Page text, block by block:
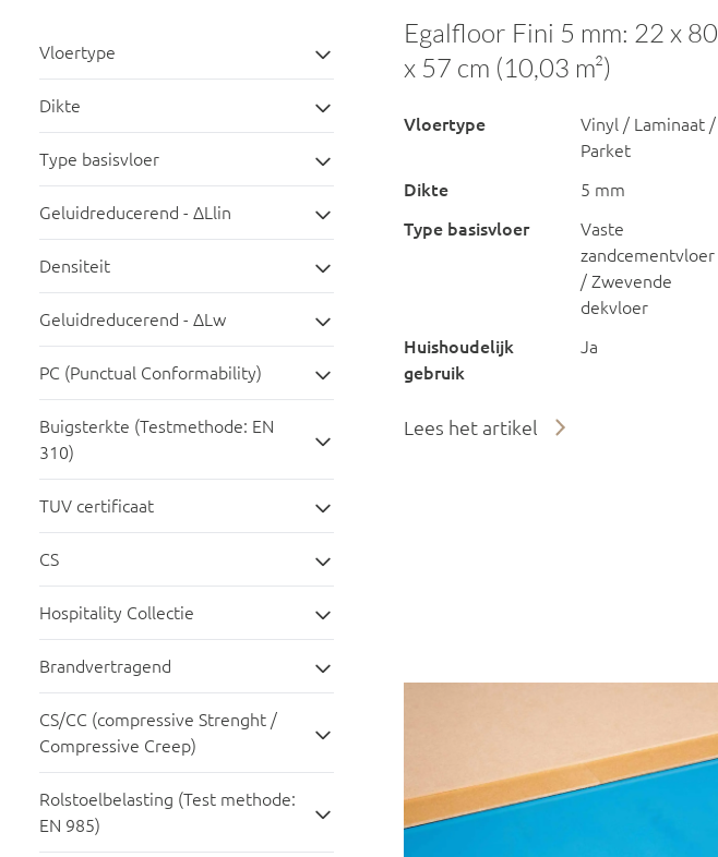
Vloertype
Dikte
Type basisvloer
Geluidreducerend - ΔLlin
Densiteit
Geluidreducerend - ∆Lw
PC (Punctual Conformability)
Buigsterkte (Testmethode: EN
310)
TUV certificaat
CS
Hospitality Collectie
Brandvertragend
CS/CC (compressive Strenght /
Compressive Creep)
Rolstoelbelasting (Test methode:
EN 985)
Egalfloor Fini 5 mm: 22 x 80
x 57 cm (10,03 m²)
Vloertype
Vinyl / Laminaat /
Parket
Dikte
5 mm
Type basisvloer
Vaste
zandcementvloer
/ Zwevende
dekvloer
Huishoudelijk
gebruik
Ja
Lees het artikel